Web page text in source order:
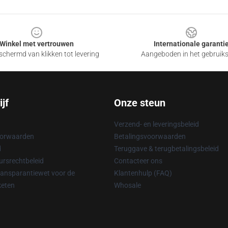
Winkel met vertrouwen
van klikken tot levering
Internationale
Aangeboden in het
voor de
Onze steun
Verzend- en leveringsbeleid
Betalingsvoorwaarden
Teruggave & terugbetalingsbeleid
Contacteer ons
Klantenhulp (FAQ)
Whosale